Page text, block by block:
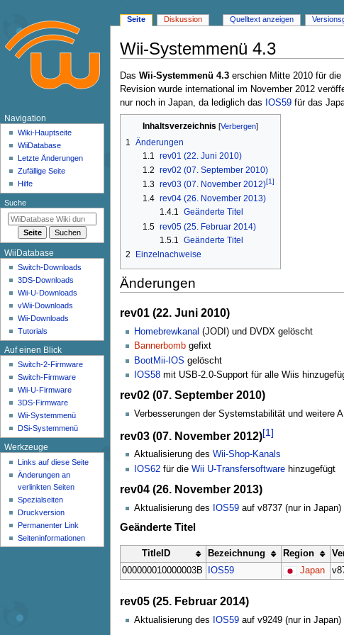
Wii-Systemmenü 4.3
Zur
Navigation
springen
Zur
Suche
springen
Das Wii-Systemmenü 4.3erschien Mitte 2010 für die
Revision wurde international im November 2012
nur noch in Japan, da lediglich das
IOS59für das
Inhaltsverzeichnis
1
Änderungen
1.1
rev01 (22. Juni 2010)
1.2 rev02 (07. September 2010)
1.3 rev03 (07. November 2012)[1]
1.4 rev04 (26. November 2013)
1.4.1 Geänderte Titel
1.5 rev05 (25. Februar 2014)
1.5.1
Geänderte Titel
2
Einzelnachweise
Änderungen
rev01 (22. Juni 2010)
Homebrewkanal (JODI) und DVDX gelöscht
Bannerbombgefixt
BootMii-IOS gelöscht
IOS58mit USB-2.0-Support für alle Wiis
rev02 (07. September 2010)
Verbesserungen der Systemstabilität und weitere
rev03 (07. November 2012)[1 ]
Aktualisierung des Wii-Shop-Kanals
IOS62für die Wii U-Transfersoftwarehinzugefügt
rev04 (26. November 2013)
Aktualisierung des IOS59auf v8737 (nur in Japan)
Geänderte Titel
TitleID Bezeichnung Region
000000010000003B
IOS59 Japan
rev05 (25. Februar 2014)
Aktualisierung des IOS59auf v9249 (nur in Japan)
N
a
o
n
m
ü
Seite Diskussion Quelltext anzeigen
Navigation
Wiki-Hauptseite
WiiDatabase
Letzte Änderungen
Zufällige Seite
Hilfe
Suche
WiiDatabase
Switch-Downloads
3DS-Downloads
Wii-U-Downloads
vWii-Downloads
Wii-Downloads
Tutorials
Auf einen Blick
Switch-2-Firmware
Switch-Firmware
Wii-U-Firmware
3DS-Firmware
Wii-Systemmenü
DSi-Systemmenü
Werkzeuge
Links auf diese Seite
Änderungen an
verlinkten Seiten
Spezialseiten
Druckversion
Permanenter Link
Seiten­­informationen